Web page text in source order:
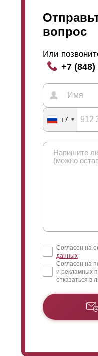
вопрос
Или
+7 (848)
+7
Согласен на
данных
Согласен на
и рекламных
отказаться в